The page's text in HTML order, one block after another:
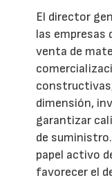
El director
las empresas
venta de
dimensión,
garantizar
de
papel activo
favorecer el